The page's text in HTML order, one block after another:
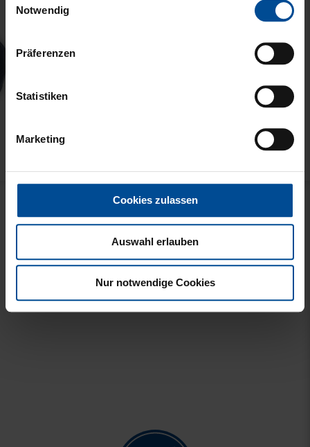
gesammelt haben.
Notwendig
Präferenzen
Statistiken
Marketing
Cookies zulassen
Auswahl erlauben
Nur notwendige Cookies
CAP 47 LOGO TRUCKER
SCHWARZ
29,95 €